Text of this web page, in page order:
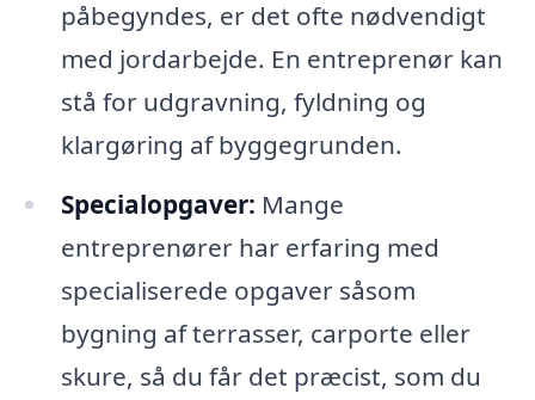
påbegyndes, er det ofte nødvendigt
med jordarbejde. En entreprenør kan
stå for udgravning, fyldning og
klargøring af byggegrunden.
Specialopgaver: Mange
entreprenører har erfaring med
specialiserede opgaver såsom
bygning af terrasser, carporte eller
skure, så du får det præcist, som du